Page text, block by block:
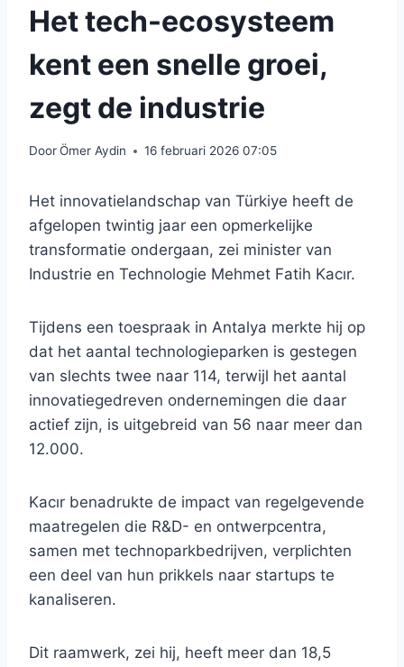
Het tech-ecosysteem
kent een snelle groei,
zegt de industrie
DoorÖmer Aydin 16 februari 2026 07:05
Het innovatielandschap van Türkiye heeft de
afgelopen twintig jaar een opmerkelijke
transformatie ondergaan, zei minister van
Industrie en Technologie Mehmet Fatih Kacır.
Tijdens een toespraak in Antalya merkte hij op
dat het aantal technologieparken is gestegen
van slechts twee naar 114, terwijl het aantal
innovatiegedreven ondernemingen die daar
actief zijn, is uitgebreid van 56 naar meer dan
12.000.
Kacır benadrukte de impact van regelgevende
maatregelen die R&D- en ontwerpcentra,
samen met technoparkbedrijven, verplichten
een deel van hun prikkels naar startups te
kanaliseren.
Dit raamwerk, zei hij, heeft meer dan 18,5